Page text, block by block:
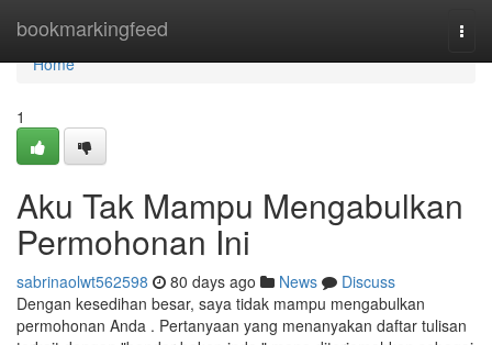
bookmarkingfeed
Home
Home
1
Aku Tak Mampu Mengabulkan
Permohonan Ini
sabrinaolwt562598 80 days ago News
Discuss
Dengan kesedihan besar, saya tidak mampu mengabulkan
permohonan Anda . Pertanyaan yang menanyakan daftar tulisan